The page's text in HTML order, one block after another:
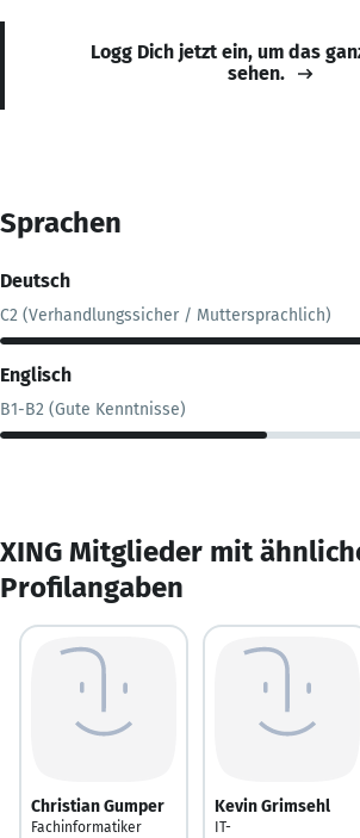
Logg Dich jetzt ein, um das
sehen.
Sprachen
Deutsch
C2 (Verhandlungssicher / Muttersprachlich)
Englisch
B1-B2 (Gute Kenntnisse)
XING Mitglieder mit
Profilangaben
Christian Gumper
Fachinformatiker
Kevin Grimsehl
IT-